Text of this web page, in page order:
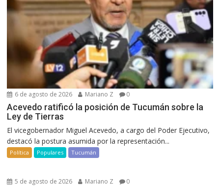
6 de agosto de 2026 Mariano Z 0
Acevedo ratificó la posición de Tucumán sobre la
Ley de Tierras
El vicegobernador Miguel Acevedo, a cargo del Poder Ejecutivo,
destacó la postura asumida por la representación...
Política Populares Tucumán
5 de agosto de 2026 Mariano Z 0